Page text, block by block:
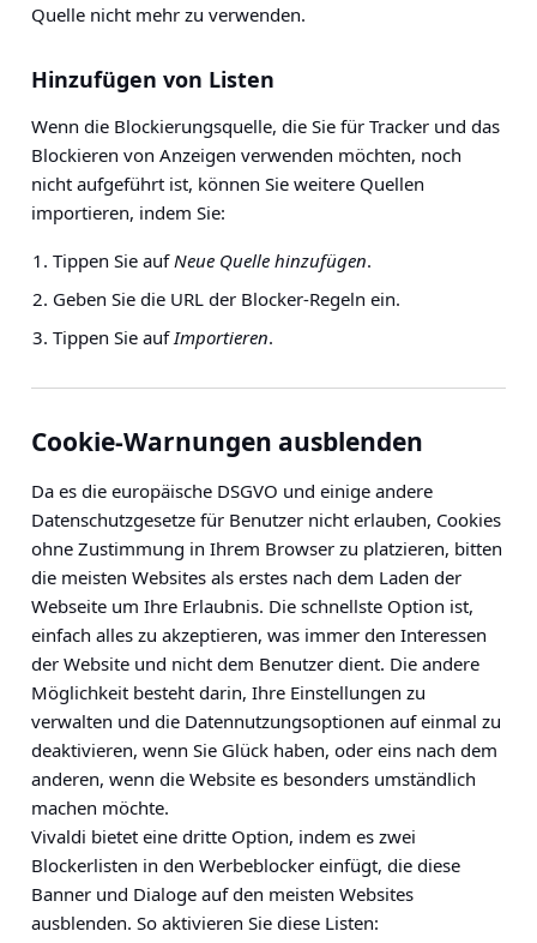
Quelle nicht mehr zu verwenden.
Hinzufügen von Listen
Wenn die Blockierungsquelle, die Sie für Tracker und das
Blockieren von Anzeigen verwenden möchten, noch
nicht aufgeführt ist, können Sie weitere Quellen
importieren, indem Sie:
Tippen Sie aufNeue Quelle hinzufügen.
Geben Sie die URL der Blocker-Regeln ein.
Tippen Sie aufImportieren.
Cookie-Warnungen ausblenden
Da es die europäische DSGVO und einige andere
Datenschutzgesetze für Benutzer nicht erlauben, Cookies
ohne Zustimmung in Ihrem Browser zu platzieren, bitten
die meisten Websites als erstes nach dem Laden der
Webseite um Ihre Erlaubnis. Die schnellste Option ist,
einfach alles zu akzeptieren, was immer den Interessen
der Website und nicht dem Benutzer dient. Die andere
Möglichkeit besteht darin, Ihre Einstellungen zu
verwalten und die Datennutzungsoptionen auf einmal zu
deaktivieren, wenn Sie Glück haben, oder eins nach dem
anderen, wenn die Website es besonders umständlich
machen möchte.
Vivaldi bietet eine dritte Option, indem es zwei
Blockerlisten in den Werbeblocker einfügt, die diese
Banner und Dialoge auf den meisten Websites
ausblenden. So aktivieren Sie diese Listen: